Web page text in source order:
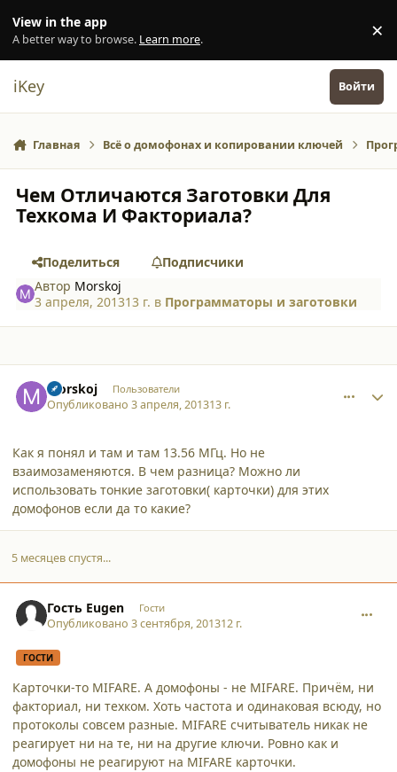
View in the app
A better way to browse. Learn more. ×
iKey Войти
Главная Всё о домофонах и копировании ключей
Чем Отличаются Заготовки Для
Техкома И Факториала?
Поделиться
Подписчики
Автор Morskoj
3 апреля, 201313 г. в Программаторы и заготовки
Morskoj Пользователи
Опубликовано3 апреля, 201313 г.
Как я понял и там и там 13.56 МГц. Но не
взаимозаменяются. В чем разница? Можно ли
использовать тонкие заготовки( карточки) для этих
домофонов если да то какие?
5 месяцев спустя...
Гость Eugen Гости
Опубликовано3 сентября, 201312 г.
ГОСТИ
Карточки-то MIFARE. А домофоны - не MIFARE. Причём, ни
факториал, ни техком. Хоть частота и одинаковая всюду, но
протоколы совсем разные. MIFARE считыватель никак не
реагирует ни на те, ни на другие ключи. Ровно как и
домофоны не реагируют на MIFARE карточки.